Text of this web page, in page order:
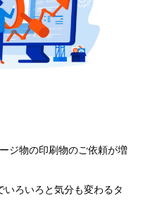
ジ物の印刷物のご依頼が増
ろいろと気分も変わるタ